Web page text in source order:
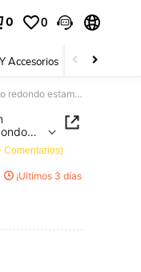
0 0
Accesorios Zapatos
2 piezas/1 set Sudadera holgada de unicolor con decoración de lazo para mujer, top de cuello redondo estampado y shorts, adecuado para fitness, trote, atuendos de regreso a la escuela
Comentarios)
¡Últimos 3 días